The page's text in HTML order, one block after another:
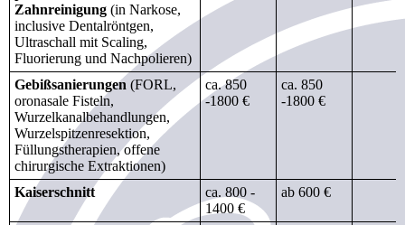
Zahnreinigung (in Narkose,
inclusive Dentalröntgen,
Ultraschall mit Scaling,
Fluorierung und Nachpolieren)
Gebißsanierungen (FORL,
oronasale Fisteln,
Wurzelkanalbehandlungen,
Wurzelspitzenresektion,
Füllungstherapien, offene
chirurgische Extraktionen)
ca. 850
-1800 €
ca. 850
-1800 €
Kaiserschnitt
ca. 800 -
1400 €
ab 600 €